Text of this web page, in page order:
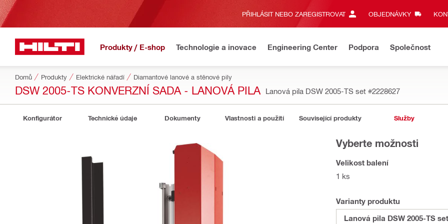
PŘIHLÁSIT NEBO ZAREGISTROVAT OBJEDNÁVKY
Produkty / E-shop Technologie a inovace Engineering Center Podpora Společnost
Domů Produkty Elektrické nářadí Diamantové lanové a stěnové pily
DSW 2005-TS KONVERZNÍ SADA - LANOVÁ PILA Lanová pila DSW 2005-TS set #2228627
Konfigurátor Technické údaje Dokumenty Vlastnosti a použití Související produkty Služby
Vyberte možnosti
Velikost balení
1 ks
Varianty produktu
Lanová pila DSW 2005-TS set